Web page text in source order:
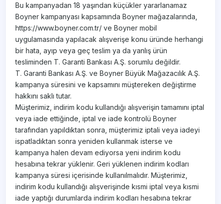
Bu kampanyadan 18 yaşından küçükler yararlanamaz
Boyner kampanyası kapsamında Boyner mağazalarında,
https://www.boyner.com.tr/ ve Boyner mobil
uygulamasında yapılacak alışverişe konu üründe herhangi
bir hata, ayıp veya geç teslim ya da yanlış ürün
tesliminden T. Garanti Bankası A.Ş. sorumlu değildir.
T. Garanti Bankası A.Ş. ve Boyner Büyük Mağazacılık A.Ş.
kampanya süresini ve kapsamını müştereken değiştirme
hakkını saklı tutar.
Müşterimiz, indirim kodu kullandığı alışverişin tamamını iptal
veya iade ettiğinde, iptal ve iade kontrolü Boyner
tarafından yapıldıktan sonra, müşterimiz iptali veya iadeyi
ispatladıktan sonra yeniden kullanmak isterse ve
kampanya halen devam ediyorsa yeni indirim kodu
hesabına tekrar yüklenir. Geri yüklenen indirim kodları
kampanya süresi içerisinde kullanılmalıdır. Müşterimiz,
indirim kodu kullandığı alışverişinde kısmi iptal veya kısmi
iade yaptığı durumlarda indirim kodları hesabına tekrar